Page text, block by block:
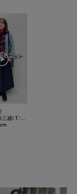
三越I.T.'S.international
cm